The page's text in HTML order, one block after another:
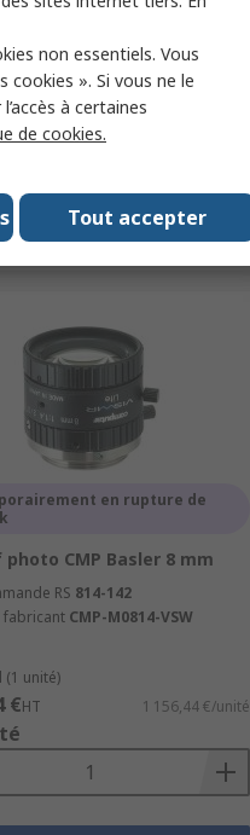
7,40 €/unité
Ajouter
Comparer
en rupture de
CMP Basler 8 mm
RS 814-142
fabricant CMP-M0814-VSW
(1 unité)
€HT 1 156,44 €/unité
non essentiels. Vous
cookies ». Si vous ne le
à certaines
de cookies.
Tout accepter